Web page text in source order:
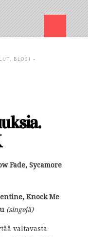
, BLOGI
•
Fade, Sycamore
Knock Me
(singejä)
valtavasta